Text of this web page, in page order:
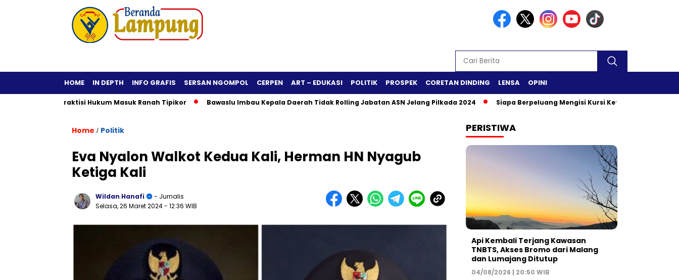
HOME IN DEPTH INFO GRAFIS SERSAN NGOMPOL CERPEN ART – EDUKASI POLITIK PROSPEK CORETAN DINDING LENSA OPINI
Fiktif, Praktisi Hukum Masuk Ranah Tipikor Bawaslu Imbau Kepala Daerah Tidak Rolling Jabatan ASN Jelang Pilkada 2024 Siapa Berpeluang Mengisi Kursi Ketua DPR RI?
Home / Politik
Eva Nyalon Walkot Kedua Kali, Herman HN Nyagub
Ketiga Kali
Wildan Hanafi
- Jurnalis
Selasa, 26 Maret 2024- 12:36 WIB
PERISTIWA
Api Kembali Terjang Kawasan
TNBTS, Akses Bromo dari Malang
dan Lumajang Ditutup
04/08/2026 | 20:50 WIB